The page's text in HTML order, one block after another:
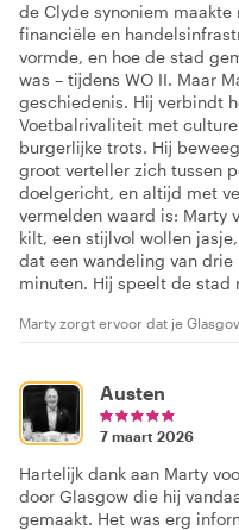
de Clyde synoniem
financiële en
vormde, en hoe de stad
was – tijdens WO II. Maar
geschiedenis. Hij verbindt
Voetbalrivaliteit met
burgerlijke trots. Hij
groot verteller zich tussen
doelgericht, en altijd met
vermelden waard is: Marty
kilt, een stijlvol wollen
dat een wandeling van
minuten. Hij speelt de stad
Marty zorgt ervoor dat je
Austen
7 maart 2026
Hartelijk dank aan Marty
door Glasgow die hij
gemaakt. Het was erg